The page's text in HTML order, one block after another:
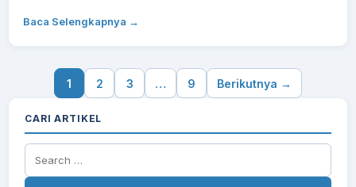
Baca Selengkapnya →
Posts
pagination
1 2 3 … 9 Berikutnya →
CARI ARTIKEL